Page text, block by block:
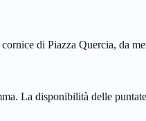
di Piazza Quercia, da
La disponibilità delle